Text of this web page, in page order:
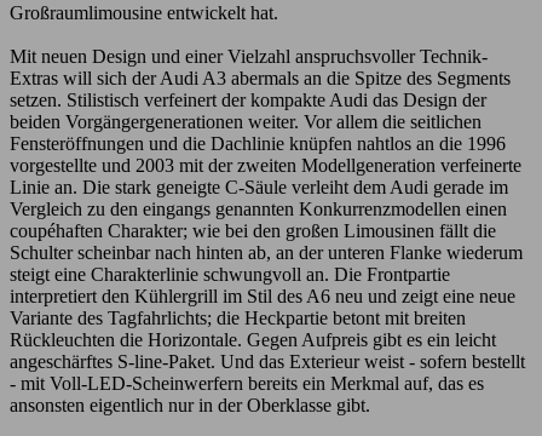
Großraumlimousine entwickelt hat.
Mit neuen Design und einer Vielzahl anspruchsvoller Technik-
Extras will sich der Audi A3 abermals an die Spitze des Segments
setzen. Stilistisch verfeinert der kompakte Audi das Design der
beiden Vorgängergenerationen weiter. Vor allem die seitlichen
Fensteröffnungen und die Dachlinie knüpfen nahtlos an die 1996
vorgestellte und 2003 mit der zweiten Modellgeneration verfeinerte
Linie an. Die stark geneigte C-Säule verleiht dem Audi gerade im
Vergleich zu den eingangs genannten Konkurrenzmodellen einen
coupéhaften Charakter; wie bei den großen Limousinen fällt die
Schulter scheinbar nach hinten ab, an der unteren Flanke wiederum
steigt eine Charakterlinie schwungvoll an. Die Frontpartie
interpretiert den Kühlergrill im Stil des A6 neu und zeigt eine neue
Variante des Tagfahrlichts; die Heckpartie betont mit breiten
Rückleuchten die Horizontale. Gegen Aufpreis gibt es ein leicht
angeschärftes S-line-Paket. Und das Exterieur weist - sofern bestellt
- mit Voll-LED-Scheinwerfern bereits ein Merkmal auf, das es
ansonsten eigentlich nur in der Oberklasse gibt.